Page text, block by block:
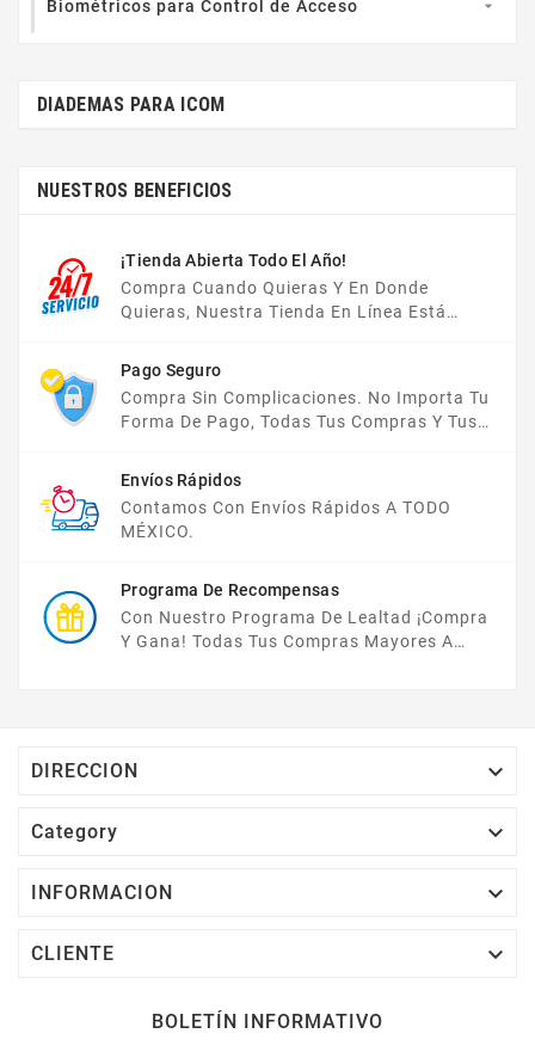
Biométricos para Control de Acceso 
DIADEMAS PARA ICOM
NUESTROS BENEFICIOS
¡Tienda Abierta Todo El Año!
Compra Cuando Quieras Y En Donde
Quieras, Nuestra Tienda En Línea Está
Pago Seguro
Compra Sin Complicaciones. No Importa Tu
Forma De Pago, Todas Tus Compras Y Tus
Envíos Rápidos
Contamos Con Envíos Rápidos A TODO
MÉXICO.
Programa De Recompensas
Con Nuestro Programa De Lealtad ¡compra
Y Gana! Todas Tus Compras Mayores A
DIRECCION 
Category 
INFORMACION 
CLIENTE 
BOLETÍN INFORMATIVO